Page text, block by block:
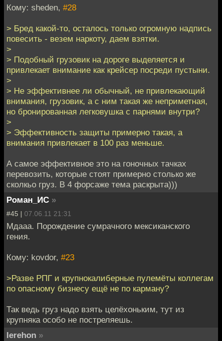
Кому: sheden, #28
> Бред какой-то, осталось только огромную надпись
повесить - везем наркоту, даем взятки.
>
> Подобный грузовик на дороге выделяется и
привлекает внимание как крейсер посреди пустыни.
>
> Не эффективнее ли обычный, не привлекающий
внимания, грузовик, а с ним такая же неприметная,
но бронированная легковушка с парнями внутри?
>
> Эффективность защиты примерно такая, а
внимания привлекает в 100 раз меньше.
А самое эффективное это на гоночных тачках
перевозить, которые стоят примерно столько же
сколкьо груз. В 4 форсаже тема раскрыта)))
Роман_ИС »
#45 | 07.06.11 21:31
Мдааа. Порождение сумрачного мексиканского
гения.
Кому: kovdor, #23
>Разве РПГ и крупнокалиберные пулемёты коллегам
по опасному бизнесу ещё не по карману?
Так ведь груз надо взять целёхоньким, тут из
крупняка особо не постреляешь.
Ierehon »